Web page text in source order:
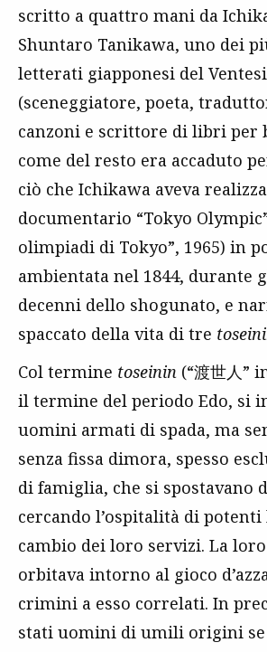
scritto a quattro mani da
Shuntaro Tanikawa, uno dei
letterati giapponesi del
(sceneggiatore, poeta,
canzoni e scrittore di libri per
come del resto era accaduto
ciò che Ichikawa aveva
documentario “Tokyo
olimpiadi di Tokyo”, 1965) in
ambientata nel 1844, durante
decenni dello shogunato, e
spaccato della vita di tre
Col termine toseinin (“渡世人”
il termine del periodo Edo, si
uomini armati di spada, ma
senza fissa dimora, spesso
di famiglia, che si spostavano
cercando l’ospitalità di
cambio dei loro servizi. La
orbitava intorno al gioco
crimini a esso correlati. In
stati uomini di umili origini